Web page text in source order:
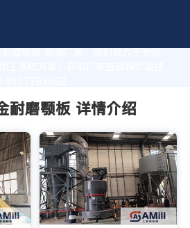
磨颚板 制造厂家，我们致力于为您
工系统方案。获取厂家直销报价及技
耐磨颚板 详情介绍